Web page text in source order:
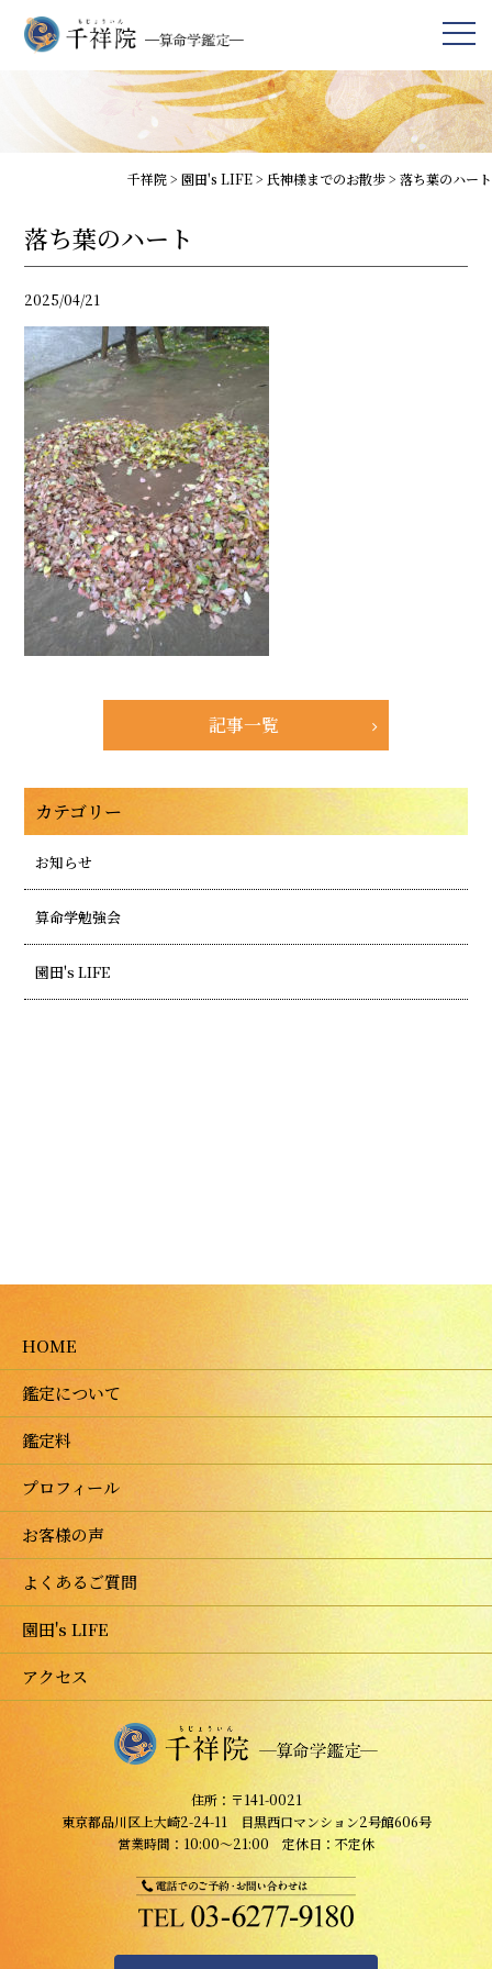
千祥院> 園田's LIFE> 氏神様までのお散歩> 落ち葉のハート
落ち葉のハート
2025/04/21
記事一覧
カテゴリー
お知らせ
算命学勉強会
園田's LIFE
HOME
鑑定について
鑑定料
プロフィール
お客様の声
よくあるご質問
園田's LIFE
アクセス
住所：〒141-0021
東京都品川区上大崎2-24-11 目黒西口マンション2号館606号
営業時間：10:00～21:00 定休日：不定休